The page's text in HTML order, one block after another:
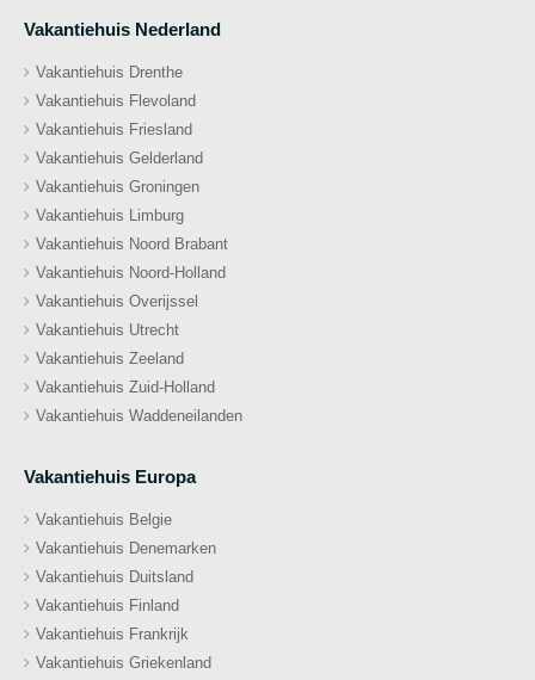
Vakantiehuis Nederland
Vakantiehuis Drenthe
Vakantiehuis Flevoland
Vakantiehuis Friesland
Vakantiehuis Gelderland
Vakantiehuis Groningen
Vakantiehuis Limburg
Vakantiehuis Noord Brabant
Vakantiehuis Noord-Holland
Vakantiehuis Overijssel
Vakantiehuis Utrecht
Vakantiehuis Zeeland
Vakantiehuis Zuid-Holland
Vakantiehuis Waddeneilanden
Vakantiehuis Europa
Vakantiehuis Belgie
Vakantiehuis Denemarken
Vakantiehuis Duitsland
Vakantiehuis Finland
Vakantiehuis Frankrijk
Vakantiehuis Griekenland